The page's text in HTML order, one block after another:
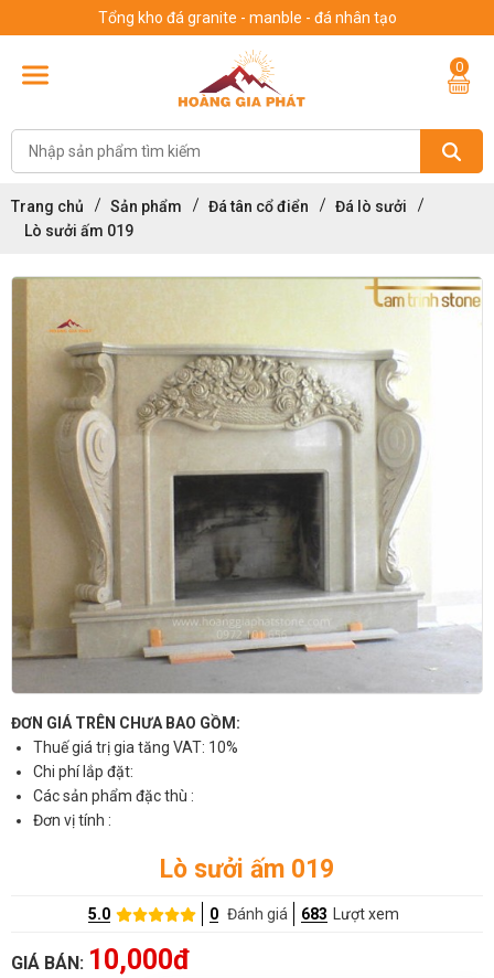
Tổng kho đá granite - manble - đá nhân tạo
0
Trang chủ Sản phẩm Đá tân cổ điển
Đá lò sưởi
Lò sưởi ấm 019
ĐƠN GIÁ TRÊN CHƯA BAO GỒM:
Thuế giá trị gia tăng VAT: 10%
Chi phí lắp đặt:
Các sản phẩm đặc thù :
Đơn vị tính :
Lò sưởi ấm 019
5.0 0 Đánh giá 683 Lượt xem
GIÁ BÁN: 10,000đ